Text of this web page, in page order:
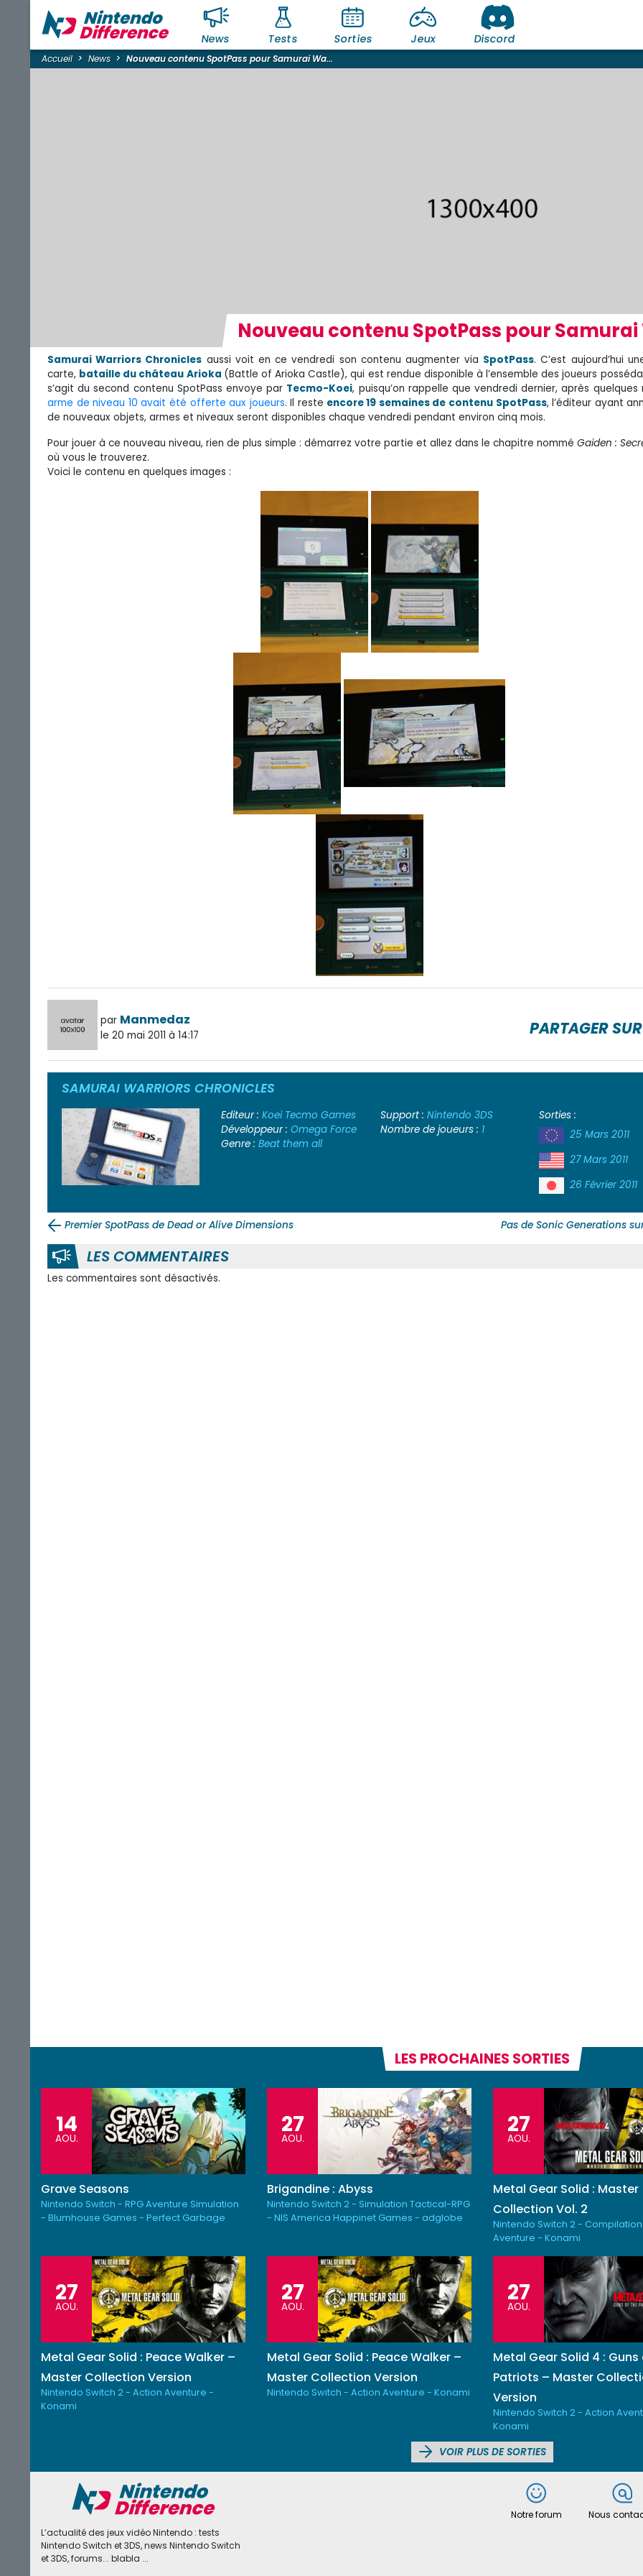
News Tests Sorties Jeux Discord
Accueil News Nouveau contenu SpotPass pour Samurai Wa...
Nouveau contenu SpotPass pour
Samurai Warriors Chronicles aussi voit en ce vendredi son contenu augmenter via SpotPass. C’est aujourd’hui
carte, bataille du château Arioka (Battle of Arioka Castle), qui est rendue disponible à l’ensemble des joueurs
s’agit du second contenu SpotPass envoye par Tecmo-Koei, puisqu’on rappelle que vendredi dernier, après quelques
arme de niveau 10 avait été offerte aux joueurs. Il reste encore 19 semaines de contenu SpotPass, l’éditeur ayant
de nouveaux objets, armes et niveaux seront disponibles chaque vendredi pendant environ cinq mois.
Pour jouer à ce nouveau niveau, rien de plus simple : démarrez votre partie et allez dans le chapitre nommé Gaiden :
où vous le trouverez.
Voici le contenu en quelques images :
par Manmedaz
le 20 mai 2011 à 14:17 PARTAGER SUR
SAMURAI WARRIORS CHRONICLES
Editeur : Koei Tecmo Games
Développeur : Omega Force
Genre : Beat them all
Support : Nintendo 3DS
Nombre de joueurs : 1
Sorties :
25 Mars 2011
27 Mars 2011
26 Février 2011
Premier SpotPass de Dead or Alive Dimensions Pas de Sonic Generations
LES COMMENTAIRES
Les commentaires sont désactivés.
LES PROCHAINES SORTIES
14
AOU.
Grave Seasons
Nintendo Switch - RPG Aventure Simulation
- Blumhouse Games - Perfect Garbage
27
AOU.
Brigandine : Abyss
Nintendo Switch 2 - Simulation Tactical-RPG
- NIS America Happinet Games - adglobe
27
AOU.
Metal Gear Solid : Master
Collection Vol. 2
Nintendo Switch 2 -
Aventure - Konami
27
AOU.
Metal Gear Solid : Peace Walker –
Master Collection Version
Nintendo Switch 2 - Action Aventure -
Konami
27
AOU.
Metal Gear Solid : Peace Walker –
Master Collection Version
Nintendo Switch - Action Aventure - Konami
27
AOU.
Metal Gear Solid 4 :
Patriots – Master
Version
Nintendo Switch 2 - Action
Konami
VOIR PLUS DE SORTIES
L’actualité des jeux vidéo Nintendo : tests
Nintendo Switch et 3DS, news Nintendo Switch
et 3DS, forums... blabla ...
Notre forum Nous